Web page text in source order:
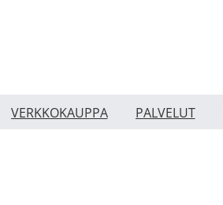
VERKKOKAUPPA PALVELUT